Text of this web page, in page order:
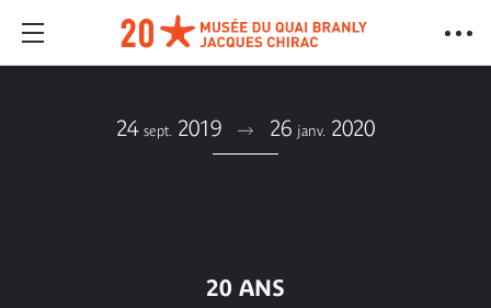
24 sept. 2019 26 janv. 2020
20 ANS